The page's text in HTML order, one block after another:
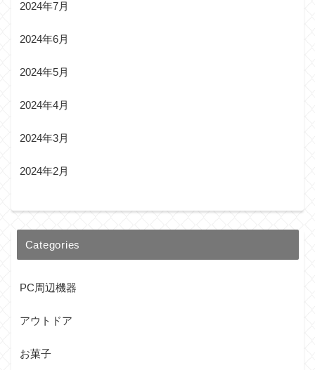
2024年7月
2024年6月
2024年5月
2024年4月
2024年3月
2024年2月
Categories
PC周辺機器
アウトドア
お菓子